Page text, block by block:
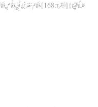
حَلَالًا طَيِّبًا} [البقرة: 168]،فَقَامَ